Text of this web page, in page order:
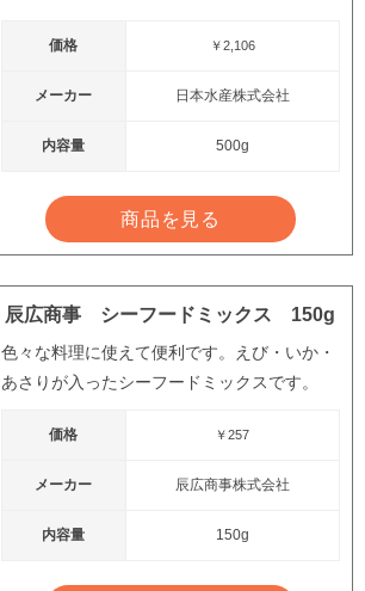
価格 ￥2,106
メーカー 日本水産株式会社
内容量 500g
商品を見る
辰広商事 シーフードミックス 150g
色々な料理に使えて便利です。えび・いか・
あさりが入ったシーフードミックスです。
価格 ￥257
メーカー 辰広商事株式会社
内容量 150g